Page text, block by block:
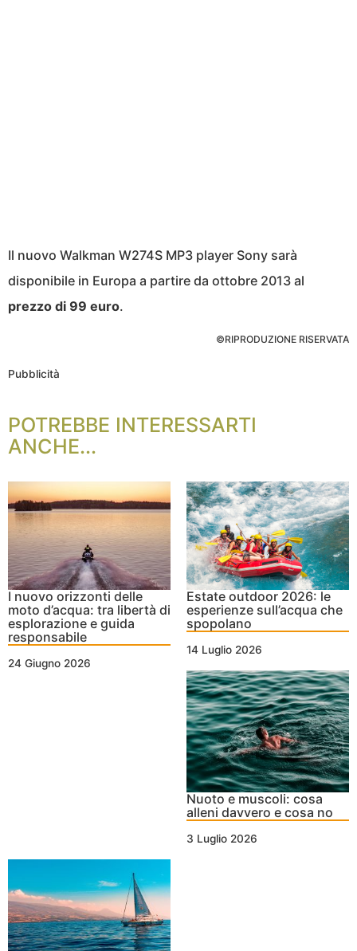
Il nuovo Walkman W274S MP3 player Sony sarà
disponibile in Europa a partire da ottobre 2013 al
prezzo di 99 euro.
©RIPRODUZIONE RISERVATA
Pubblicità
POTREBBE INTERESSARTI
ANCHE...
I nuovo orizzonti delle
moto d’acqua: tra libertà di
esplorazione e guida
responsabile
24 Giugno 2026
Estate outdoor 2026: le
esperienze sull’acqua che
spopolano
14 Luglio 2026
Nuoto e muscoli: cosa
alleni davvero e cosa no
3 Luglio 2026